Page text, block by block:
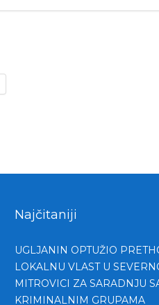
Najčitaniji
UGLJANIN OPTUŽIO
LOKALNU VLAST U
MITROVICI ZA SARADNJU
KRIMINALNIM GRUPAMA